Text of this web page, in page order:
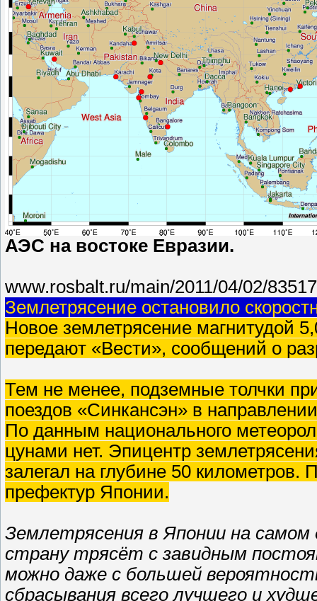
АЭС на востоке Евразии.
www.rosbalt.ru/main/2011/04/02/
Землетрясение остановило
Новое землетрясение магнитудой
передают «Вести», сообщений о
Тем не менее, подземные толчки
поездов «Синкансэн» в
По данным национального
цунами нет. Эпицентр
залегал на глубине 50
префектур Японии.
Землетрясения в Японии на
страну трясёт с завидным
можно даже с большей
сбрасывания всего лучшего и